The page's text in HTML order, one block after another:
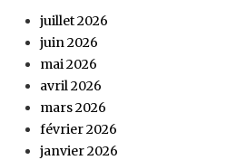
juillet 2026
juin 2026
mai 2026
avril 2026
mars 2026
février 2026
janvier 2026